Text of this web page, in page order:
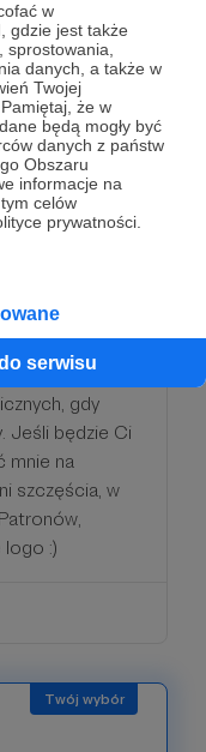
w
gdzie jest także
danych, a także w
Twojej
że w
będą mogły być
danych z państw
Obszaru
informacje na
celów
prywatności.
serwisu
realizację
gdy
Jeśli będzie Ci
mnie na
szczęścia, w
logo :)